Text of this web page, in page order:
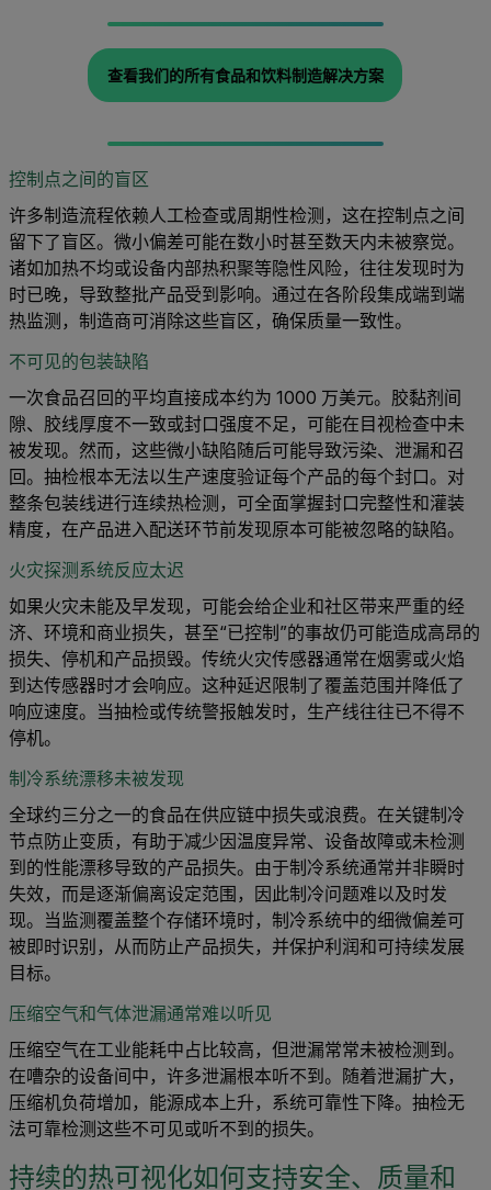
查看我们的所有食品和饮料制造解决方案
控制点之间的盲区
许多制造流程依赖人工检查或周期性检测，这在控制点之间
留下了盲区。微小偏差可能在数小时甚至数天内未被察觉。
诸如加热不均或设备内部热积聚等隐性风险，往往发现时为
时已晚，导致整批产品受到影响。通过在各阶段集成端到端
热监测，制造商可消除这些盲区，确保质量一致性。
不可见的包装缺陷
一次食品召回的平均直接成本约为 1000 万美元。胶黏剂间
隙、胶线厚度不一致或封口强度不足，可能在目视检查中未
被发现。然而，这些微小缺陷随后可能导致污染、泄漏和召
回。抽检根本无法以生产速度验证每个产品的每个封口。对
整条包装线进行连续热检测，可全面掌握封口完整性和灌装
精度，在产品进入配送环节前发现原本可能被忽略的缺陷。
火灾探测系统反应太迟
如果火灾未能及早发现，可能会给企业和社区带来严重的经
济、环境和商业损失，甚至“已控制”的事故仍可能造成高昂的
损失、停机和产品损毁。传统火灾传感器通常在烟雾或火焰
到达传感器时才会响应。这种延迟限制了覆盖范围并降低了
响应速度。当抽检或传统警报触发时，生产线往往已不得不
停机。
制冷系统漂移未被发现
全球约三分之一的食品在供应链中损失或浪费。在关键制冷
节点防止变质，有助于减少因温度异常、设备故障或未检测
到的性能漂移导致的产品损失。由于制冷系统通常并非瞬时
失效，而是逐渐偏离设定范围，因此制冷问题难以及时发
现。当监测覆盖整个存储环境时，制冷系统中的细微偏差可
被即时识别，从而防止产品损失，并保护利润和可持续发展
目标。
压缩空气和气体泄漏通常难以听见
压缩空气在工业能耗中占比较高，但泄漏常常未被检测到。
在嘈杂的设备间中，许多泄漏根本听不到。随着泄漏扩大，
压缩机负荷增加，能源成本上升，系统可靠性下降。抽检无
法可靠检测这些不可见或听不到的损失。
持续的热可视化如何支持安全、质量和